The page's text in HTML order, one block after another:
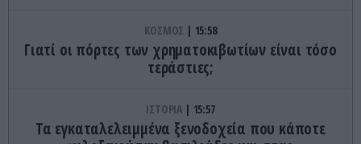
ΚΟΣΜΟΣ 15:58
Γιατί οι πόρτες των χρηματοκιβωτίων είναι τόσο
τεράστιες;
ΙΣΤΟΡΙΑ 15:57
Τα εγκαταλελειμμένα ξενοδοχεία που κάποτε